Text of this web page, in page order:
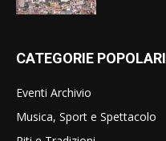
CATEGORIE POPOLARI
Eventi Archivio
Musica, Sport e Spettacolo